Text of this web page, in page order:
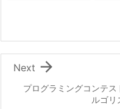
プログラミングコンテ
ルゴリ

Next